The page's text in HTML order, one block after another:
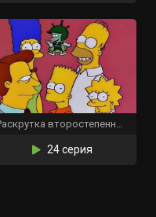
Раскрутка второстепенных персонажей
24 серия